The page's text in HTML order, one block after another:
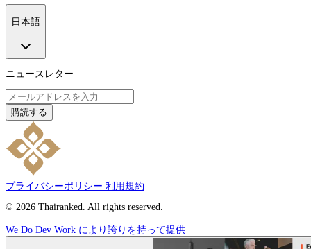
日本語
ニュースレター
購読する
プライバシーポリシー 利用規約
© 2026 Thairanked. All rights reserved.
We Do Dev Work により誇りを持って提供